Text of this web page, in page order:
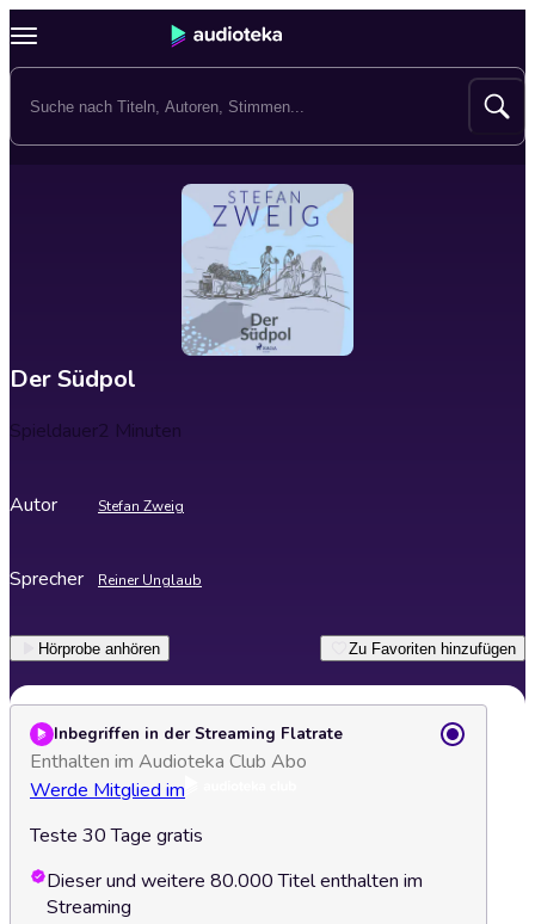
Der Südpol
Spieldauer2 Minuten
Autor Stefan Zweig
Sprecher Reiner Unglaub
Hörprobe anhören Zu Favoriten hinzufügen
Inbegriffen in der Streaming Flatrate
Enthalten im Audioteka Club Abo
Werde Mitglied im
Teste 30 Tage gratis
Dieser und weitere 80.000 Titel enthalten im
Streaming